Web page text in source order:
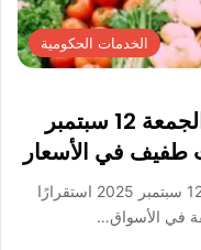
الخدمات الحكومية
أسعار الخضار في مصر بتاريخ الجمعة 12 سبتمبر
شهدت أسعار الخضار في مصر يوم الجمعة 12 سبتمبر 2025 استقرارًا
في الأسواق…